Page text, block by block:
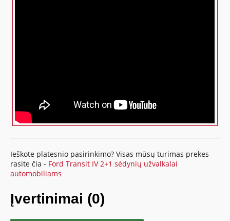
Ieškote platesnio pasirinkimo? Visas mūsų turimas prekes
rasite čia - Ford Transit IV 2+1 sėdynių užvalkalai
automobiliams
Įvertinimai (0)